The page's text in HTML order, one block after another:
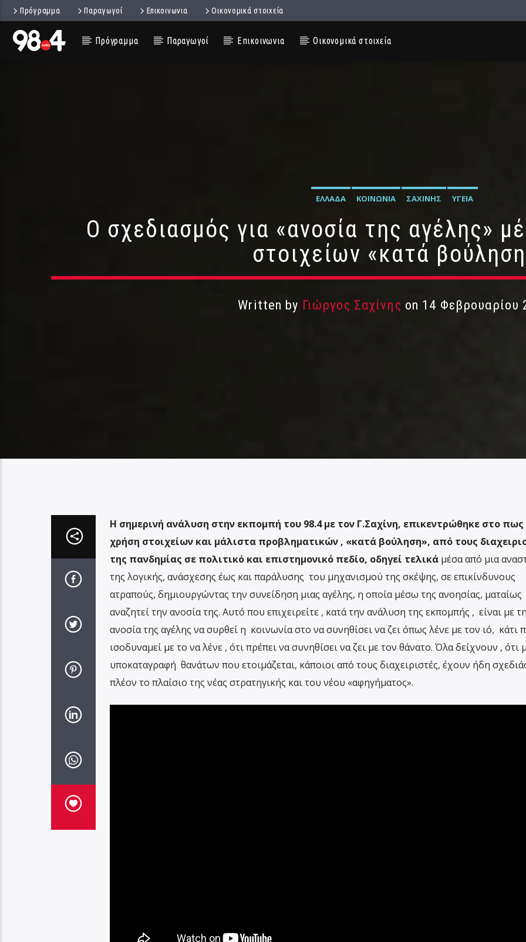
Πρόγραμμα Παραγωγοί Επικοινωνια Οικονομικά στοιχεία
Πρόγραμμα Παραγωγοί Επικοινωνια Οικονομικά στοιχεία
ΕΛΛΆΔΑ ΚΟΙΝΩΝΊΑ ΣΑΧΊΝΗΣ ΥΓΕΊΑ
Ο σχεδιασμός για «ανοσία της αγέλης»
στοιχείων «κατά
Written by Γιώργος Σαχίνης on 14 Φεβρουαρίου
Η σημερινή ανάλυση στην εκπομπή του 98.4 με τον Γ.Σαχίνη, επικεντρώθηκε στο πως
χρήση στοιχείων και μάλιστα προβληματικών , «κατά βούληση», από τους
της πανδημίας σε πολιτικό και επιστημονικό πεδίο, οδηγεί τελικά μέσα από μια
της λογικής, ανάσχεσης έως και παράλυσης του μηχανισμού της σκέψης, σε επικίνδυνους
ατραπούς, δημιουργώντας την συνείδηση μιας αγέλης, η οποία μέσω της ανοησίας, ματαίως
αναζητεί την ανοσία της. Αυτό που επιχειρείτε , κατά την ανάλυση της εκπομπής , είναι με
ανοσία της αγέλης να συρθεί η κοινωνία στο να συνηθίσει να ζει όπως λένε με τον ιό, κάτι
ισοδυναμεί με το να λένε , ότι πρέπει να συνηθίσει να ζει με τον θάνατο. Όλα δείχνουν , ότι
υποκαταγραφή θανάτων που ετοιμάζεται, κάποιοι από τους διαχειριστές, έχουν ήδη
πλέον το πλαίσιο της νέας στρατηγικής και του νέου «αφηγήματος».